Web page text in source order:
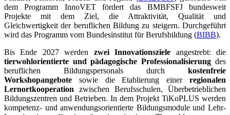
dem Programm InnoVET fördert das BMBFSFJ bundesweit
Projekte mit dem Ziel, die Attraktivität, Qualität und
Gleichwertigkeit der beruflichen Bildung zu steigern. Durchgeführt
wird das Programm vom Bundesinstitut für Berufsbildung (BIBB).
Bis Ende 2027 werden zwei Innovationsziele angestrebt: die
tierwohlorientierte und pädagogische Professionalisierung des
beruflichen Bildungspersonals durch kostenfreie
Workshopangebote sowie die Etablierung einer regionalen
Lernortkooperation zwischen Berufsschulen, Überbetrieblichen
Bildungszentren und Betrieben. In dem Projekt TiKoPLUS werden
kompetenz- und anwendungsorientierte Bildungsmodule und Lehr-